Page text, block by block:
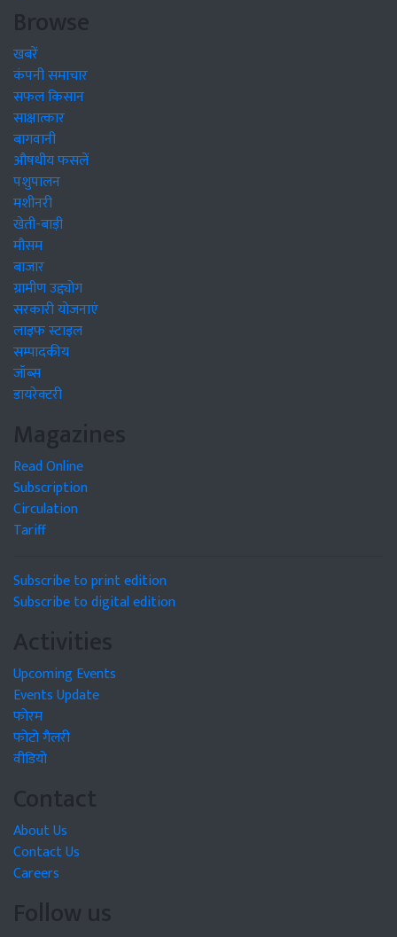
Browse
खबरें
कंपनी समाचार
सफल किसान
साक्षात्कार
बागवानी
औषधीय फसलें
पशुपालन
मशीनरी
खेती-बाड़ी
मौसम
बाजार
ग्रामीण उद्द्योग
सरकारी योजनाएं
लाइफ स्टाइल
सम्पादकीय
जॉब्स
डायरेक्टरी
Magazines
Read Online
Subscription
Circulation
Tariff
Subscribe to print edition
Subscribe to digital edition
Activities
Upcoming Events
Events Update
फोरम
फोटो गैलरी
वीडियो
Contact
About Us
Contact Us
Careers
Follow us